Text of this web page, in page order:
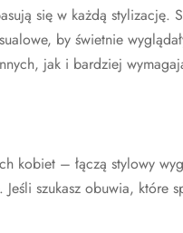
się w każdą stylizację.
by świetnie
jak i bardziej
kobiet – łączą stylowy
szukasz obuwia, które